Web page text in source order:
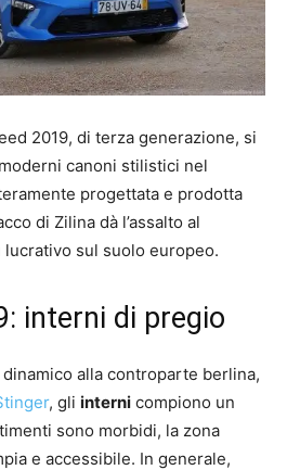
2019, di terza generazione, si
canoni stilistici nel
progettata e prodotta
di Zilina dà l’assalto al
lucrativo sul suolo europeo.
interni di pregio
alla controparte berlina,
, gli interni compiono un
sono morbidi, la zona
e accessibile. In generale,